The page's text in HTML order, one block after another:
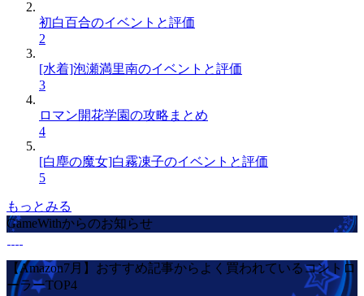
初白百合のイベントと評価
2
[水着]泡瀬満里南のイベントと評価
3
ロマン開花学園の攻略まとめ
4
[白塵の魔女]白霧凍子のイベントと評価
5
もっとみる
GameWithからのお知らせ
【Amazon7月】おすすめ記事からよく買われているコントロ
ーラーTOP4